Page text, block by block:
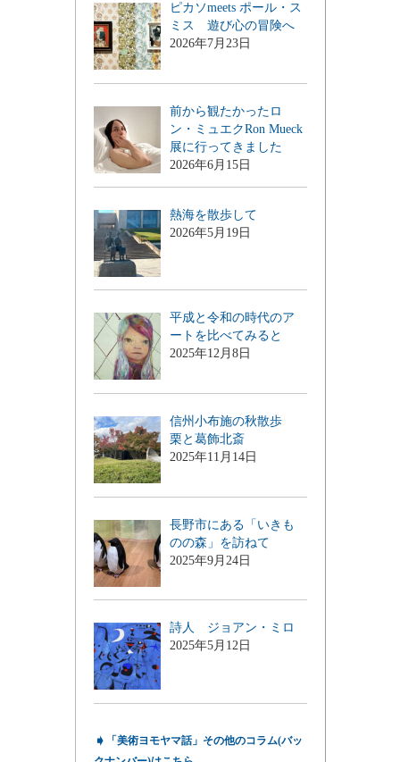
ピカソmeets ポール・ス
ミス 遊び心の冒険へ
2026年7月23日
前から観たかったロ
ン・ミュエクRon Mueck
展に行ってきました
2026年6月15日
熱海を散歩して
2026年5月19日
平成と令和の時代のア
ートを比べてみると
2025年12月8日
信州小布施の秋散歩
栗と葛飾北斎
2025年11月14日
長野市にある「いきも
のの森」を訪ねて
2025年9月24日
詩人 ジョアン・ミロ
2025年5月12日
➧
「美術ヨモヤマ話」その他のコラム(バッ